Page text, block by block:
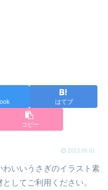
はてブ
コピー
2013.09.01
わいいうさぎのイラスト素
してご利用ください。